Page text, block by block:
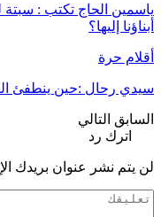
ياسمين الحاج تكتب :
أبناؤنا إليها؟
أقلام حرة
سيدي رحال :حين ينطفئ
السابق التالي
اترك رد
لن يتم نشر عنوان بريدك